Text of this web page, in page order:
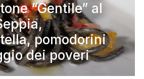
“Gentile” al
pomodorini
dei poveri